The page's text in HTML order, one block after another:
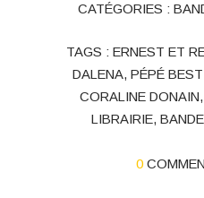
CATÉGORIES :
TAGS :ERNEST ET
DALENA, PÉPÉ
CORALINE DONAIN
LIBRAIRIE,
0